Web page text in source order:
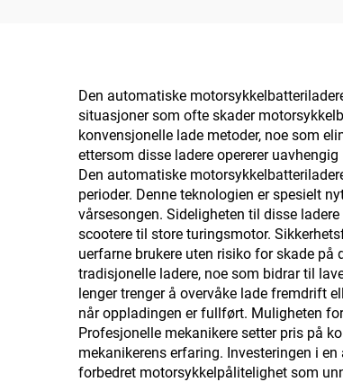
sykkel 150 W DC
Den automatiske
situasjoner som ofte skader
konvensjonelle lade metoder, noe som
ettersom disse ladere opererer
Den automatiske
perioder. Denne teknologien er spesielt
vårsesongen. Sideligheten til disse
scootere til store turingsmotor.
uerfarne brukere uten risiko for skade
tradisjonelle ladere, noe som bidrar til
lenger trenger å overvåke lade fremdrift
når oppladingen er fullført. Muligheten
Profesjonelle mekanikere setter pris på
mekanikerens erfaring. Investeringen i
forbedret motorsykkelpålitelighet som